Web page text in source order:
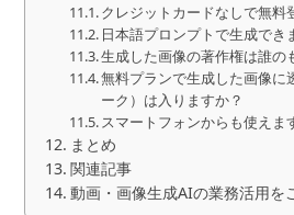
クレジットカードなしで無料
日本語プロンプトで生成でき
生成した画像の著作権は誰の
無料プランで生成した画像に
ーク）は入りますか？
スマートフォンからも使えま
まとめ
関連記事
動画・画像生成AIの業務活用を